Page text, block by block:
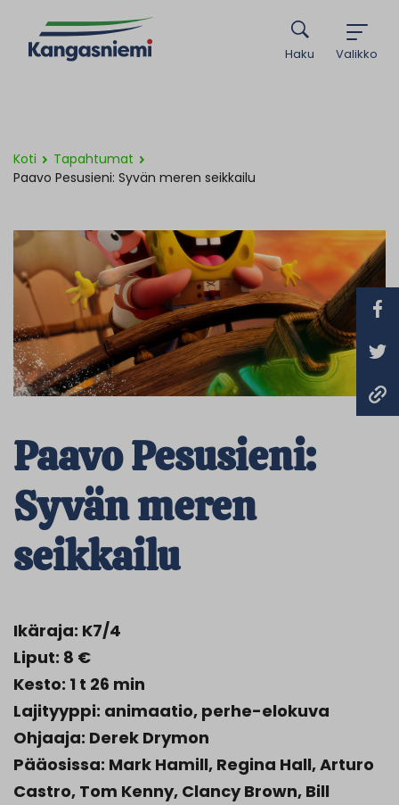
Valikko
Haku
Koti
Tapahtumat
Paavo Pesusieni: Syvän meren seikkailu
Paavo Pesusieni:
Syvän meren
seikkailu
Ikäraja: K7/4
Liput: 8 €
Kesto: 1 t 26 min
Lajityyppi: animaatio, perhe-elokuva
Ohjaaja: Derek Drymon
Pääosissa: Mark Hamill, Regina Hall, Arturo
Castro, Tom Kenny, Clancy Brown, Bill